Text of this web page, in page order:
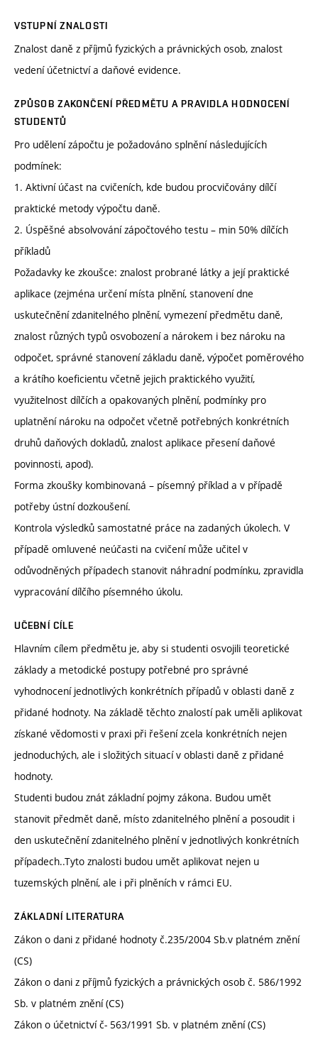
VSTUPNÍ ZNALOSTI
Znalost daně z příjmů fyzických a právnických osob, znalost
vedení účetnictví a daňové evidence.
ZPŮSOB ZAKONČENÍ PŘEDMĚTU A PRAVIDLA HODNOCENÍ
STUDENTŮ
Pro udělení zápočtu je požadováno splnění následujících
podmínek:
1. Aktivní účast na cvičeních, kde budou procvičovány dílčí
praktické metody výpočtu daně.
2. Úspěšné absolvování zápočtového testu – min 50% dílčích
příkladů
Požadavky ke zkoušce: znalost probrané látky a její praktické
aplikace (zejména určení místa plnění, stanovení dne
uskutečnění zdanitelného plnění, vymezení předmětu daně,
znalost různých typů osvobození a nárokem i bez nároku na
odpočet, správné stanovení základu daně, výpočet poměrového
a krátího koeficientu včetně jejich praktického využití,
využitelnost dílčích a opakovaných plnění, podmínky pro
uplatnění nároku na odpočet včetně potřebných konkrétních
druhů daňových dokladů, znalost aplikace přesení daňové
povinnosti, apod).
Forma zkoušky kombinovaná – písemný příklad a v případě
potřeby ústní dozkoušení.
Kontrola výsledků samostatné práce na zadaných úkolech. V
případě omluvené neúčasti na cvičení může učitel v
odůvodněných případech stanovit náhradní podmínku, zpravidla
vypracování dílčího písemného úkolu.
UČEBNÍ CÍLE
Hlavním cílem předmětu je, aby si studenti osvojili teoretické
základy a metodické postupy potřebné pro správné
vyhodnocení jednotlivých konkrétních případů v oblasti daně z
přidané hodnoty. Na základě těchto znalostí pak uměli aplikovat
získané vědomosti v praxi při řešení zcela konkrétních nejen
jednoduchých, ale i složitých situací v oblasti daně z přidané
hodnoty.
Studenti budou znát základní pojmy zákona. Budou umět
stanovit předmět daně, místo zdanitelného plnění a posoudit i
den uskutečnění zdanitelného plnění v jednotlivých konkrétních
případech..Tyto znalosti budou umět aplikovat nejen u
tuzemských plnění, ale i při plněních v rámci EU.
ZÁKLADNÍ LITERATURA
Zákon o dani z přidané hodnoty č.235/2004 Sb.v platném znění
(CS)
Zákon o dani z příjmů fyzických a právnických osob č. 586/1992
Sb. v platném znění (CS)
Zákon o účetnictví č- 563/1991 Sb. v platném znění (CS)